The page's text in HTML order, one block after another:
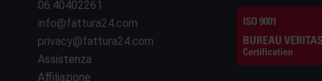
06.40402261
info@fattura24.com
privacy@fattura24.com
Assistenza
Affiliazione